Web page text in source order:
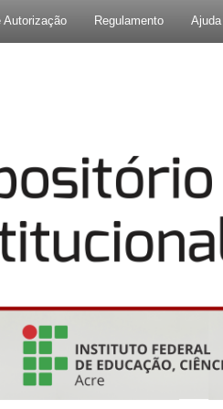
Autorização Regulamento Ajuda